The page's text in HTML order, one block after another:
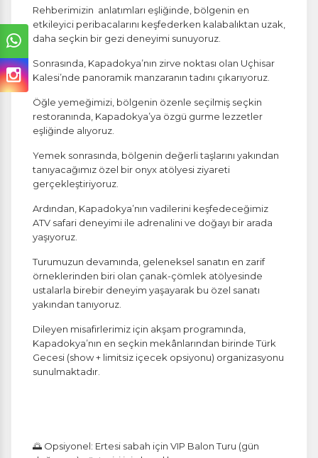
Rehberimizin anlatımları eşliğinde, bölgenin en
etkileyici peribacalarını keşfederken kalabalıktan uzak,
daha seçkin bir gezi deneyimi sunuyoruz.
Sonrasında, Kapadokya’nın zirve noktası olan Uçhisar
Kalesi’nde panoramik manzaranın tadını çıkarıyoruz.
Öğle yemeğimizi, bölgenin özenle seçilmiş seçkin
restoranında, Kapadokya’ya özgü gurme lezzetler
eşliğinde alıyoruz.
Yemek sonrasında, bölgenin değerli taşlarını yakından
tanıyacağımız özel bir onyx atölyesi ziyareti
gerçekleştiriyoruz.
Ardından, Kapadokya’nın vadilerini keşfedeceğimiz
ATV safari deneyimi ile adrenalini ve doğayı bir arada
yaşıyoruz.
Turumuzun devamında, geleneksel sanatın en zarif
örneklerinden biri olan çanak-çömlek atölyesinde
ustalarla birebir deneyim yaşayarak bu özel sanatı
yakından tanıyoruz.
Dileyen misafirlerimiz için akşam programında,
Kapadokya’nın en seçkin mekânlarından birinde Türk
Gecesi (show + limitsiz içecek opsiyonu) organizasyonu
sunulmaktadır.
🌅 Opsiyonel: Ertesi sabah için VIP Balon Turu (gün